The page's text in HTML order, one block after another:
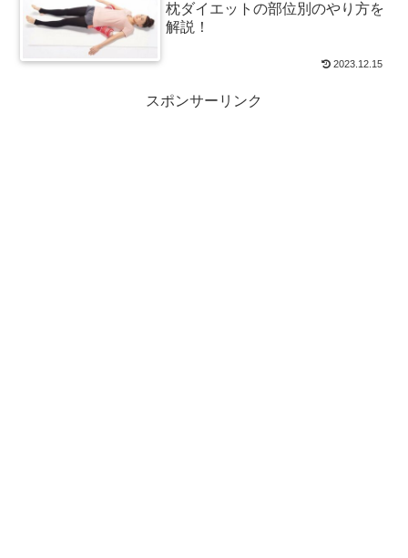
枕ダイエットの部位別のやり方を
解説！
2023.12.15
スポンサーリンク